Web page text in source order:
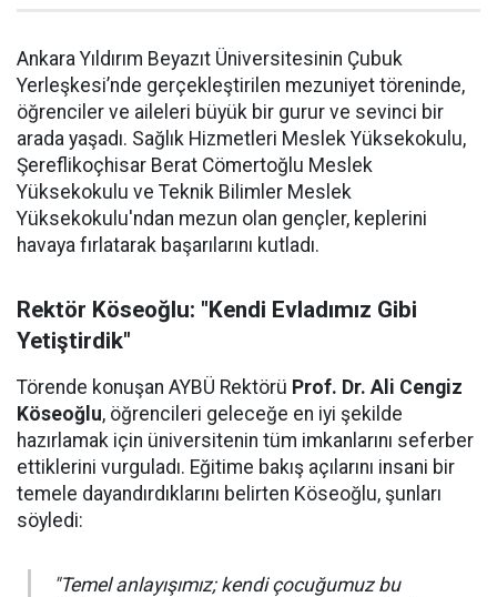
Ankara Yıldırım Beyazıt Üniversitesinin Çubuk
Yerleşkesi’nde gerçekleştirilen mezuniyet töreninde,
öğrenciler ve aileleri büyük bir gurur ve sevinci bir
arada yaşadı. Sağlık Hizmetleri Meslek Yüksekokulu,
Şereflikoçhisar Berat Cömertoğlu Meslek
Yüksekokulu ve Teknik Bilimler Meslek
Yüksekokulu'ndan mezun olan gençler, keplerini
havaya fırlatarak başarılarını kutladı.
Rektör Köseoğlu: "Kendi Evladımız Gibi
Yetiştirdik"
Törende konuşan AYBÜ Rektörü Prof. Dr. Ali Cengiz
Köseoğlu, öğrencileri geleceğe en iyi şekilde
hazırlamak için üniversitenin tüm imkanlarını seferber
ettiklerini vurguladı. Eğitime bakış açılarını insani bir
temele dayandırdıklarını belirten Köseoğlu, şunları
söyledi:
"Temel anlayışımız; kendi çocuğumuz bu